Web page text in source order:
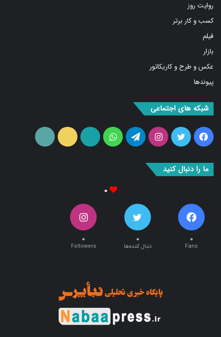
کسب و کار برتر
فیلم
بازار
عکس و طرح و کاریکاتور
پیوندها
فیس
بوک
توییتراینستاگرامتلگرامواتس
آپ
آپارات ایتا
۰ ۰ ۰